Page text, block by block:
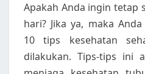
Apakah Anda ingin tetap
hari? Jika ya, maka
10 tips kesehatan
dilakukan. Tips-tips ini